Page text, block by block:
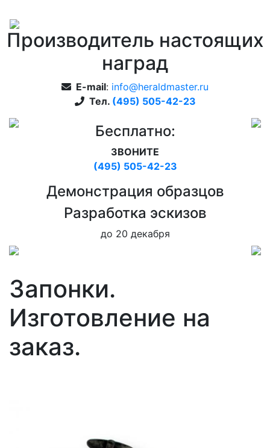
Производитель настоящих
наград
E-mail: info@heraldmaster.ru
Тел. (495) 505-42-23
Бесплатно:
ЗВОНИТЕ
(495) 505-42-23
Дeмонстрация образцов
Pазработка эскизов
до 20 декабря
Запонки.
Изготовление на
заказ.